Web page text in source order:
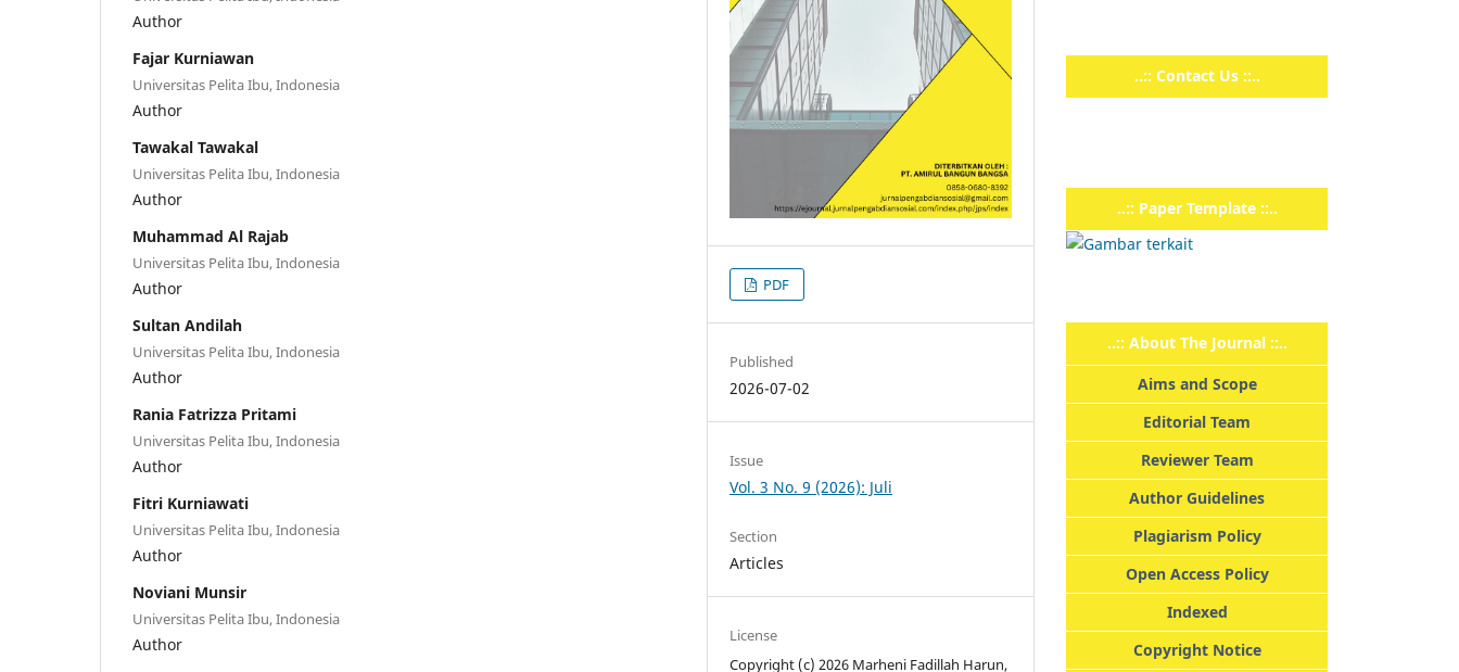
Author
Fajar Kurniawan
Universitas Pelita Ibu, Indonesia
Author
Tawakal Tawakal
Universitas Pelita Ibu, Indonesia
Author
Muhammad Al Rajab
Universitas Pelita Ibu, Indonesia
Author
Sultan Andilah
Universitas Pelita Ibu, Indonesia
Author
Rania Fatrizza Pritami
Universitas Pelita Ibu, Indonesia
Author
Fitri Kurniawati
Universitas Pelita Ibu, Indonesia
Author
Noviani Munsir
Universitas Pelita Ibu, Indonesia
Author
PDF
Published
2026-07-02
Issue
Vol. 3 No. 9 (2026): Juli
Section
Articles
License
Copyright (c) 2026 Marheni Fadillah Harun,
..:: Contact Us ::..
..:: Paper Template ::..
..:: About The Journal ::..
Aims and Scope
Editorial Team
Reviewer Team
Author Guidelines
Plagiarism Policy
Open Access Policy
Indexed
Copyright Notice